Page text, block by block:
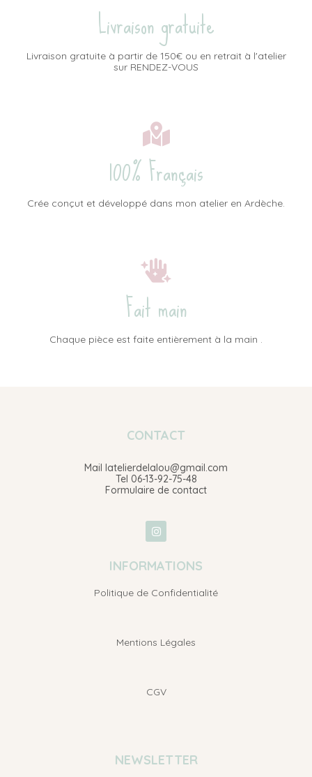
Livraison gratuite
Livraison gratuite à partir de 150€ ou en retrait à l'atelier
sur RENDEZ-VOUS
100% Français
Crée conçut et développé dans mon atelier en Ardèche.
Fait main
Chaque pièce est faite entièrement à la main .
CONTACT
Mail latelierdelalou@gmail.com
Tel 06-13-92-75-48
Formulaire de contact
INFORMATIONS
Politique de Confidentialité
Mentions Légales
CGV
NEWSLETTER